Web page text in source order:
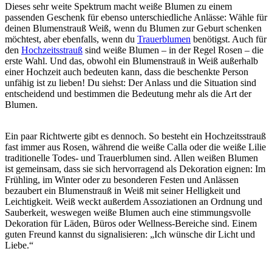
Dieses sehr weite Spektrum macht weiße Blumen zu einem
passenden Geschenk für ebenso unterschiedliche Anlässe: Wähle für
deinen Blumenstrauß Weiß, wenn du Blumen zur Geburt schenken
möchtest, aber ebenfalls, wenn du Trauerblumen benötigst. Auch für
den Hochzeitsstrauß sind weiße Blumen – in der Regel Rosen – die
erste Wahl. Und das, obwohl ein Blumenstrauß in Weiß außerhalb
einer Hochzeit auch bedeuten kann, dass die beschenkte Person
unfähig ist zu lieben! Du siehst: Der Anlass und die Situation sind
entscheidend und bestimmen die Bedeutung mehr als die Art der
Blumen.
Ein paar Richtwerte gibt es dennoch. So besteht ein Hochzeitsstrauß
fast immer aus Rosen, während die weiße Calla oder die weiße Lilie
traditionelle Todes- und Trauerblumen sind. Allen weißen Blumen
ist gemeinsam, dass sie sich hervorragend als Dekoration eignen: Im
Frühling, im Winter oder zu besonderen Festen und Anlässen
bezaubert ein Blumenstrauß in Weiß mit seiner Helligkeit und
Leichtigkeit. Weiß weckt außerdem Assoziationen an Ordnung und
Sauberkeit, weswegen weiße Blumen auch eine stimmungsvolle
Dekoration für Läden, Büros oder Wellness-Bereiche sind. Einem
guten Freund kannst du signalisieren: „Ich wünsche dir Licht und
Liebe.“